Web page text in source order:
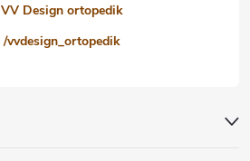
VV Design ortopedik
/vvdesign_ortopedik